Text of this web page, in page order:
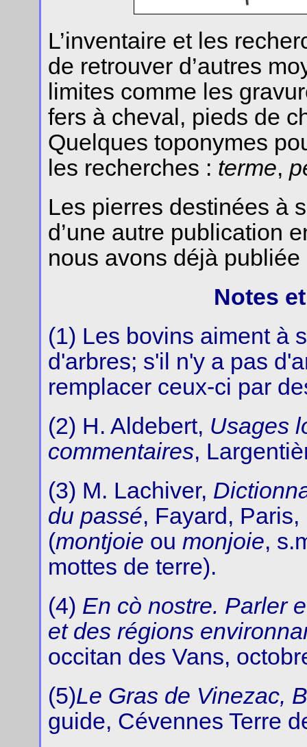
L’inventaire et les
de retrouver d’autres
limites comme les
fers à cheval, pieds de
Quelques toponymes
les recherches : terme,
Les pierres destinées à
d’une autre publication
nous avons déjà
Notes
(1) Les bovins aiment à
d'arbres; s'il n'y a pas
remplacer ceux-ci par
(2) H. Aldebert, Usages
commentaires,
(3) M. Lachiver,
du passé, Fayard,
(montjoie ou monjoie,
mottes de terre).
(4) En cò nostre. Parler
et des régions
occitan des Vans,
(5)Le Gras de Vinezac,
guide, Cévennes Terre